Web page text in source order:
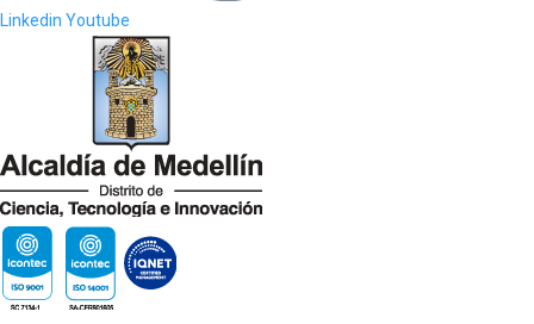
Linkedin Youtube